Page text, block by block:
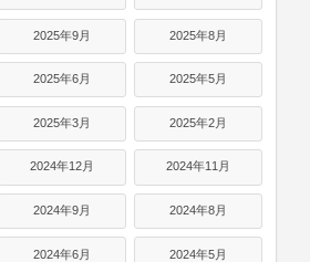
2025年9月 2025年8月
2025年6月 2025年5月
2025年3月 2025年2月
2024年12月 2024年11月
2024年9月 2024年8月
2024年6月 2024年5月